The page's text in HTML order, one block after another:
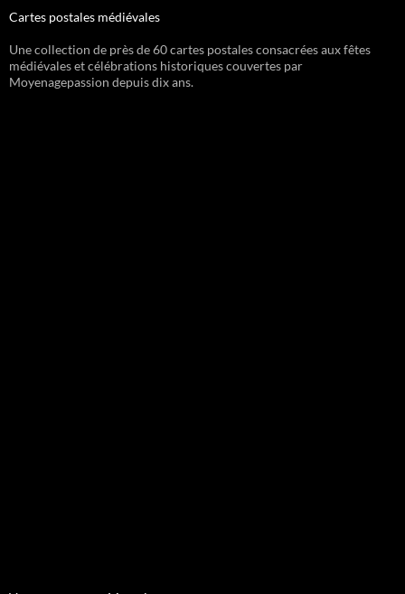
Cartes postales médiévales
Une collection de près de 60 cartes postales consacrées aux fêtes
médiévales et célébrations historiques couvertes par
Moyenagepassion depuis dix ans.